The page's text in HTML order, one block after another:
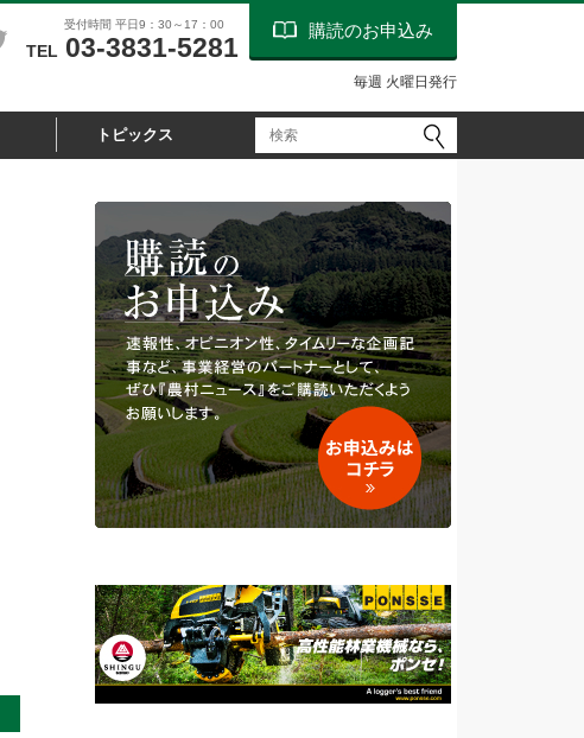
受付時間 平日9：30～17：00
TEL 03-3831-5281
購読のお申込み
毎週 火曜日発行
トピックス